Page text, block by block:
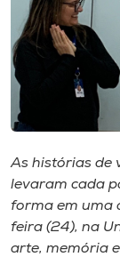
I.nova
Diplomados
Cultura
CPA
Biblioteca
As histórias de
levaram cada
forma em uma
feira (24), na
arte, memória